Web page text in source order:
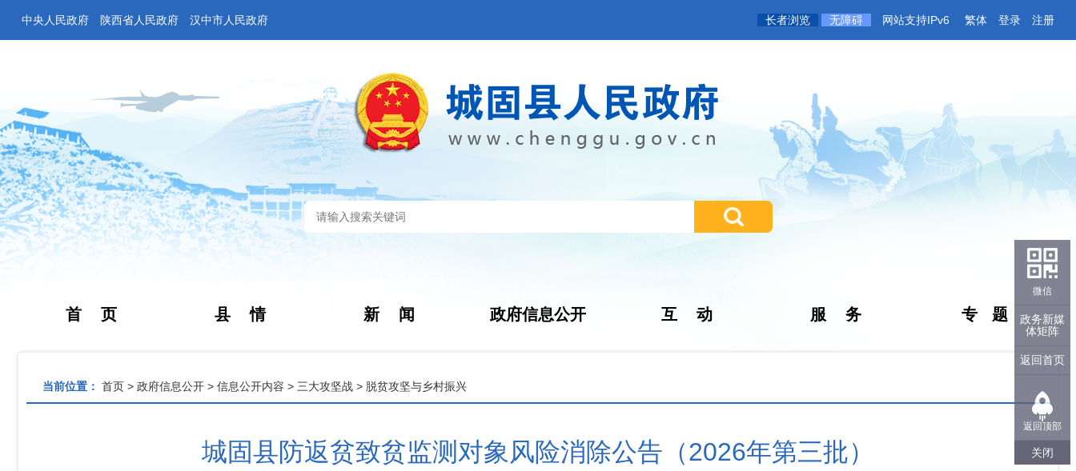
中央人民政府 陕西省人民政府 汉中市人民政府 长者浏览 无障碍 网站支持IPv6 繁体 登录 注册
首 页 县 情 新 闻 政府信息公开 互 动 服 务 专 题
当前位置： 首页 > 政府信息公开 > 信息公开内容 > 三大攻坚战 > 脱贫攻坚与乡村振兴
城固县防返贫致贫监测对象风险消除公告（2026年第三批）
微信
政务新媒
体矩阵
返回首页
返回顶部
关闭